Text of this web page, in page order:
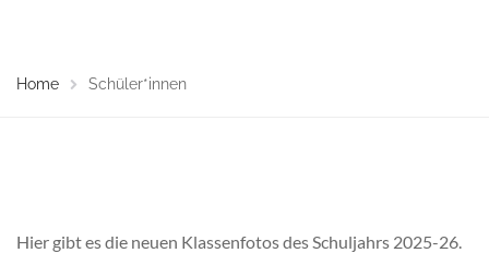
Home Schüler*innen
Hier gibt es die neuen Klassenfotos des Schuljahrs 2025-26.